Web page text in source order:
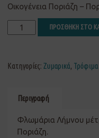
Οικογένεια Ποριάζη –
ΠΡΟΣΘΗΚΗ ΣΤΟ
Κατηγορίες: Ζυμαρικά, Τρόφιμα
Περιγραφή
Φλωμάρια Λήμνου
Ποριάζη.